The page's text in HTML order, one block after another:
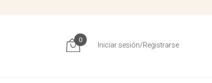
0
Iniciar sesión/Registrarse